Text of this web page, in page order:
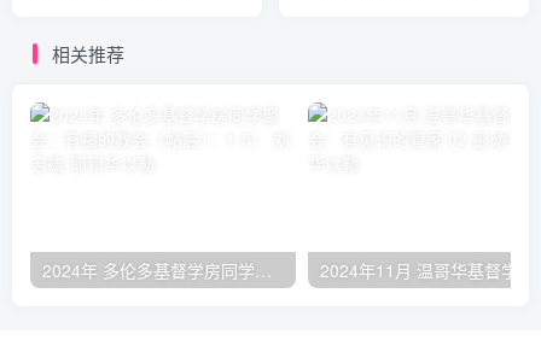
相关推荐
2024年 多伦多基督学房同学聚会：有福的教会（帖后1：1-5） 刘志雄